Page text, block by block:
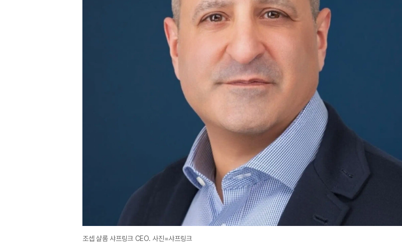
조셉 샬롬 샤프링크 CEO. 사진=샤프링크